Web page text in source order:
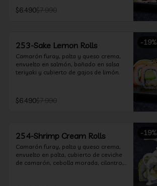
$6.490$7.990
-19%
253-Sake Lemon Rolls
Camarón furay, palta y queso crema,
envuelto en salmón, bañado en salsa
teriyaki y cubierto de gajos de limón.
$6.490$7.990
-19%
254-Shrimp Cream Rolls
Camarón furay, palta y queso crema,
envuelto en palta, cubierto de ceviche
de camarón, cebolla morada, cilantro,